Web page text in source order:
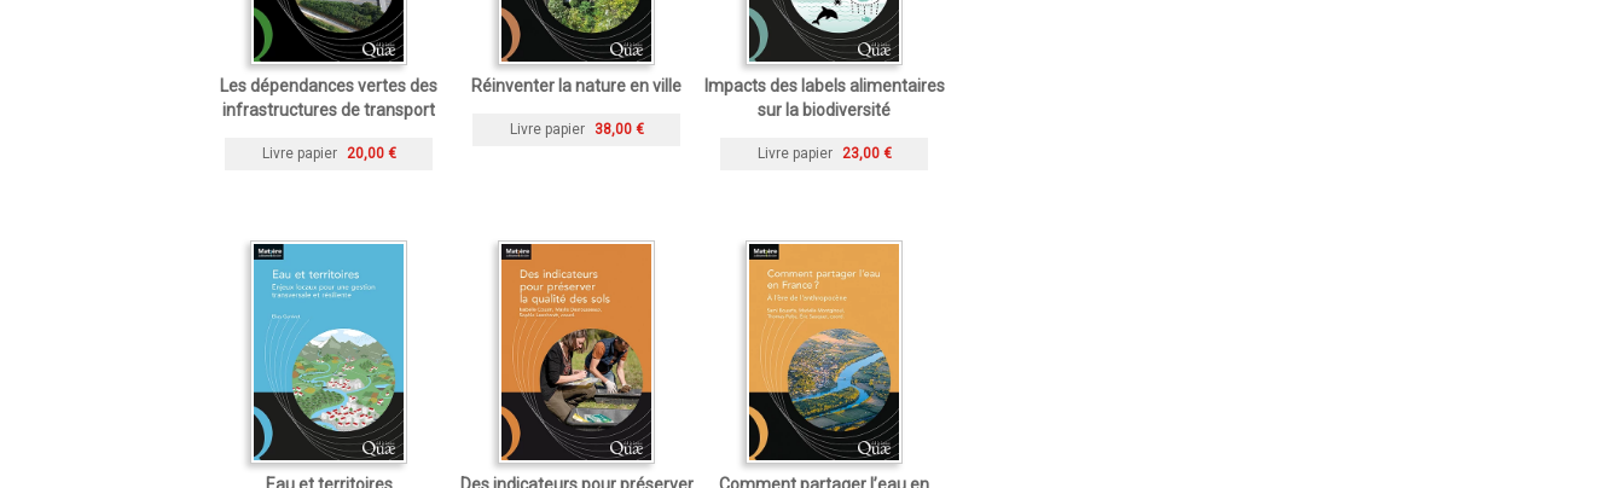
Les dépendances vertes des
infrastructures de transport
Livre papier 20,00 €
Réinventer la nature en ville
Livre papier 38,00 €
Impacts des labels alimentaires
sur la biodiversité
Livre papier 23,00 €